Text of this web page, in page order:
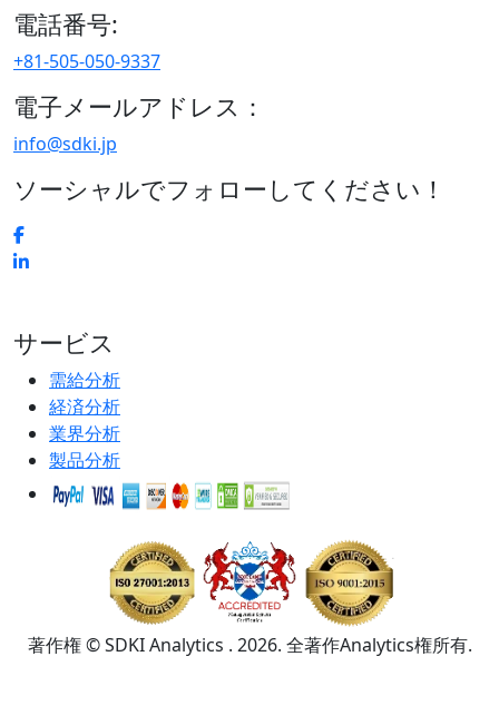
電話番号:
+81-505-050-9337
電子メールアドレス：
info@sdki.jp
ソーシャルでフォローしてください！
サービス
需給分析
経済分析
業界分析
製品分析
著作権 © SDKI Analytics . 2026. 全著作Analytics権所有.